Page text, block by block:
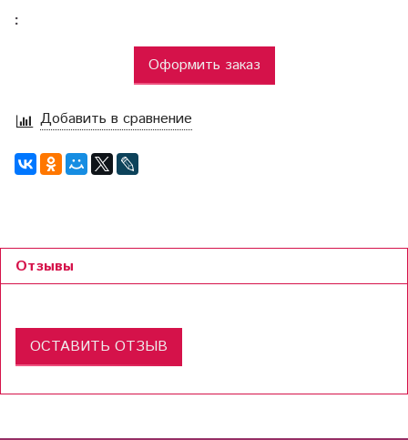
:
Оформить заказ
Добавить в сравнение
Отзывы
ОСТАВИТЬ ОТЗЫВ